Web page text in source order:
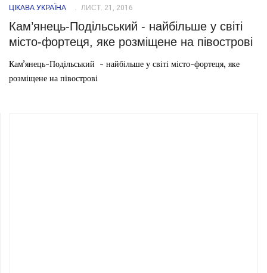
ЦІКАВА УКРАЇНА ЛИСТ. 21, 2016
Кам’янець-Подільський - найбільше у світі
місто-фортеця, яке розміщене на півострові
Кам’янець-Подільський - найбільше у світі місто-фортеця, яке
розміщене на півострові